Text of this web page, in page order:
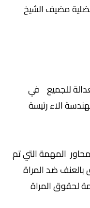
/الفضلية مضيف الشيخ
للجميع في
الاء رئيسة
المهمة التي تم
بالعنف ضد المراة
لحقوق المراة